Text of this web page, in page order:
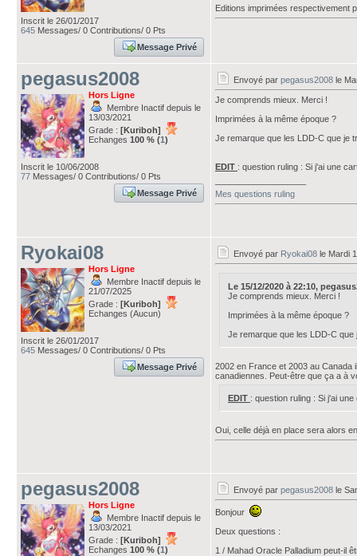
Inscrit le 26/01/2017
645 Messages/ 0 Contributions/ 0 Pts
Message Privé
Editions imprimées respectivement
pegasus2008
Hors Ligne
Membre Inactif depuis le
13/03/2021
Grade : [Kuriboh]
Echanges 100 % (1)
Inscrit le 10/06/2008
77 Messages/ 0 Contributions/ 0 Pts
Message Privé
Envoyé par pegasus2008 le
Je comprends mieux. Merci !
Imprimées à la même époque ?
Je remarque que les LDD-C que je
EDIT : question ruling : Si j'ai une
Mes questions ruling
Ryokai08
Hors Ligne
Membre Inactif depuis le
21/07/2025
Grade : [Kuriboh]
Echanges (Aucun)
Inscrit le 26/01/2017
645 Messages/ 0 Contributions/ 0 Pts
Message Privé
Envoyé par Ryokai08 le Mardi
Le 15/12/2020 à 22:10,
Je comprends mieux. Merci !
Imprimées à la même époque ?
Je remarque que les LDD-C que
2002 en France et 2003 au Canada
canadiennes. Peut-être que ça a à
EDIT : question ruling : Si j'ai
Oui, celle déjà en place sera alors
pegasus2008
Hors Ligne
Membre Inactif depuis le
13/03/2021
Grade : [Kuriboh]
Echanges 100 % (1)
Envoyé par pegasus2008 le
Bonjour
Deux questions :
1 / Mahad Oracle Palladium peut-il